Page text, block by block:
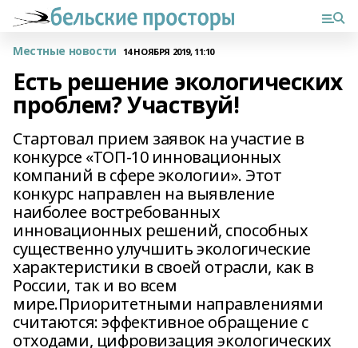
Местные новости 14 НОЯБРЯ 2019, 11:10
Есть решение экологических
проблем? Участвуй!
Стартовал прием заявок на участие в
конкурсе «ТОП-10 инновационных
компаний в сфере экологии». Этот
конкурс направлен на выявление
наиболее востребованных
инновационных решений, способных
существенно улучшить экологические
характеристики в своей отрасли, как в
России, так и во всем
мире.Приоритетными направлениями
считаются: эффективное обращение с
отходами, цифровизация экологических